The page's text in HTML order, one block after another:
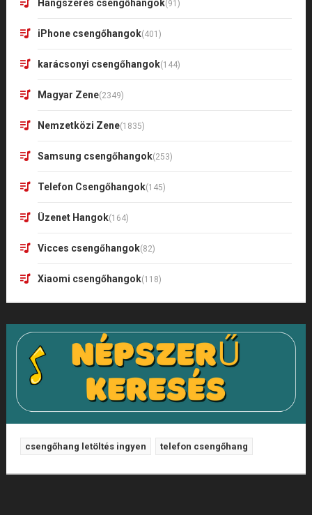
Hangszeres csengőhangok(91)
iPhone csengőhangok(401)
karácsonyi csengőhangok(144)
Magyar Zene(2349)
Nemzetközi Zene(1835)
Samsung csengőhangok(253)
Telefon Csengőhangok(145)
Üzenet Hangok(164)
Vicces csengőhangok(82)
Xiaomi csengőhangok(118)
csengőhang letöltés ingyen telefon csengőhang